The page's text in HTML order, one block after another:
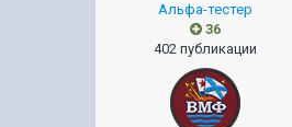
Альфа-тестер
36
402 публикации